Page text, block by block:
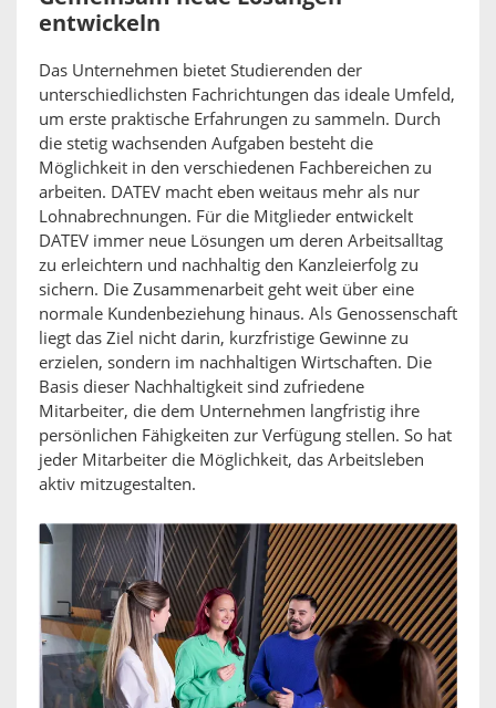
entwickeln
Das Unternehmen bietet Studierenden der
unterschiedlichsten Fachrichtungen das ideale Umfeld,
um erste praktische Erfahrungen zu sammeln. Durch
die stetig wachsenden Aufgaben besteht die
Möglichkeit in den verschiedenen Fachbereichen zu
arbeiten. DATEV macht eben weitaus mehr als nur
Lohnabrechnungen. Für die Mitglieder entwickelt
DATEV immer neue Lösungen um deren Arbeitsalltag
zu erleichtern und nachhaltig den Kanzleierfolg zu
sichern. Die Zusammenarbeit geht weit über eine
normale Kundenbeziehung hinaus. Als Genossenschaft
liegt das Ziel nicht darin, kurzfristige Gewinne zu
erzielen, sondern im nachhaltigen Wirtschaften. Die
Basis dieser Nachhaltigkeit sind zufriedene
Mitarbeiter, die dem Unternehmen langfristig ihre
persönlichen Fähigkeiten zur Verfügung stellen. So hat
jeder Mitarbeiter die Möglichkeit, das Arbeitsleben
aktiv mitzugestalten.